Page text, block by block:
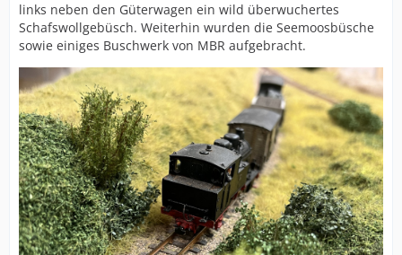
links neben den Güterwagen ein wild überwuchertes
Schafswollgebüsch. Weiterhin wurden die Seemoosbüsche
sowie einiges Buschwerk von MBR aufgebracht.